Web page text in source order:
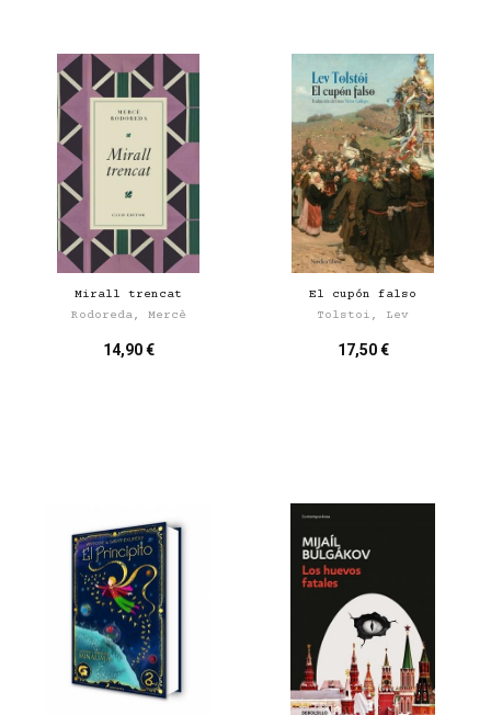
Mirall trencat
Rodoreda, Mercè
14,90 €
El cupón falso
Tolstoi, Lev
17,50 €